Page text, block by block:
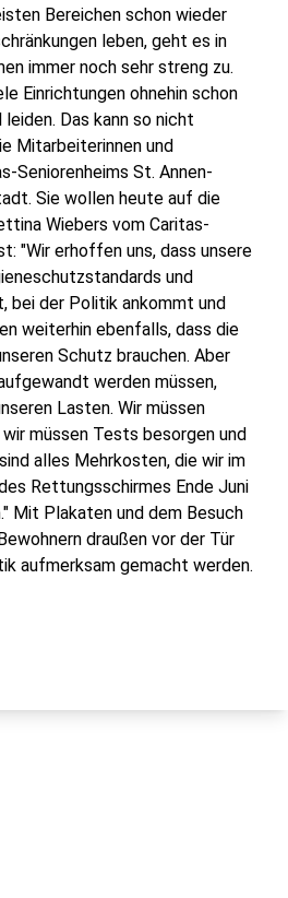
Bereichen schon wieder
leben, geht es in
immer noch sehr streng zu.
Einrichtungen ohnehin schon
Das kann so nicht
Mitarbeiterinnen und
Seniorenheims St. Annen-
Sie wollen heute auf die
Wiebers vom Caritas-
"Wir erhoffen uns, dass unsere
und
bei der Politik ankommt und
weiterhin ebenfalls, dass die
Schutz brauchen. Aber
werden müssen,
Lasten. Wir müssen
müssen Tests besorgen und
alles Mehrkosten, die wir im
Rettungsschirmes Ende Juni
Mit Plakaten und dem Besuch
draußen vor der Tür
aufmerksam gemacht werden.